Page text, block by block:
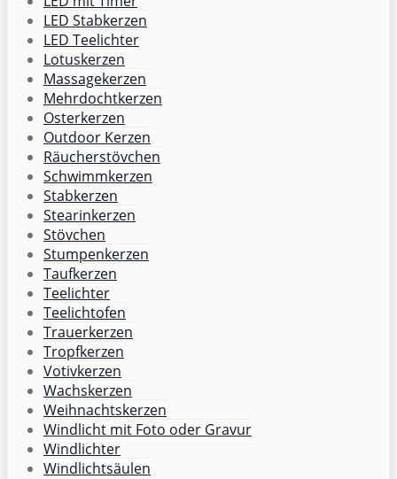
LED Stabkerzen
LED Teelichter
Lotuskerzen
Massagekerzen
Mehrdochtkerzen
Osterkerzen
Outdoor Kerzen
Räucherstövchen
Schwimmkerzen
Stabkerzen
Stearinkerzen
Stövchen
Stumpenkerzen
Taufkerzen
Teelichter
Teelichtofen
Trauerkerzen
Tropfkerzen
Votivkerzen
Wachskerzen
Weihnachtskerzen
Windlicht mit Foto oder Gravur
Windlichter
Windlichtsäulen